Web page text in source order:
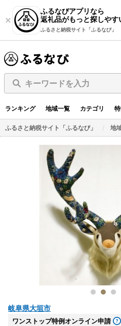
ふるなびアプリなら
返礼品がもっと探しやす
ふるさと納税サイト「ふるなび」
キーワードを入力
ランキング 地域一覧 カテゴリ
ふるさと納税サイト「ふるなび」 地
岐阜県大垣市
ワンストップ特例オンライン申請